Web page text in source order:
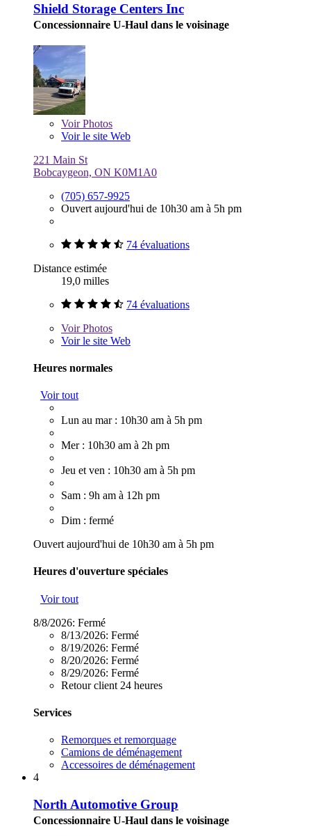
Shield Storage Centers Inc
Concessionnaire U-Haul dans le voisinage
VoirPhotos
Voir le site Web
221 Main St
Bobcaygeon, ON K0M1A0
(705) 657-9925
Ouvert aujourd'hui de 10h30 am à 5h pm
74 évaluations
Distance estimée
19,0 milles
74 évaluations
VoirPhotos
Voir le site Web
Heures normales
Voir tout
Lun au mar : 10h30 am à 5h pm
Mer : 10h30 am à 2h pm
Jeu et ven : 10h30 am à 5h pm
Sam : 9h am à 12h pm
Dim : fermé
Ouvert aujourd'hui de 10h30 am à 5h pm
Heures d'ouverture spéciales
Voir tout
8/8/2026: Fermé
8/13/2026: Fermé
8/19/2026: Fermé
8/20/2026: Fermé
8/29/2026: Fermé
Retour client 24 heures
Services
Remorques et remorquage
Camions de déménagement
Accessoires de déménagement
4
North Automotive Group
Concessionnaire U-Haul dans le voisinage